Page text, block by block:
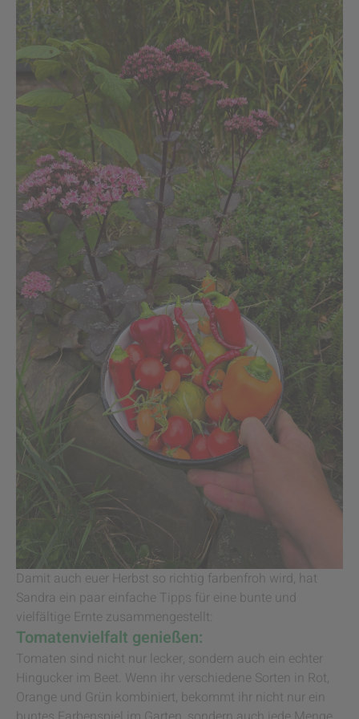
Damit auch euer Herbst so richtig farbenfroh wird, hat
Sandra ein paar einfache Tipps für eine bunte und
vielfältige Ernte zusammengestellt:
Tomatenvielfalt genießen:
Tomaten sind nicht nur lecker, sondern auch ein echter
Hingucker im Beet. Wenn ihr verschiedene Sorten in Rot,
Orange und Grün kombiniert, bekommt ihr nicht nur ein